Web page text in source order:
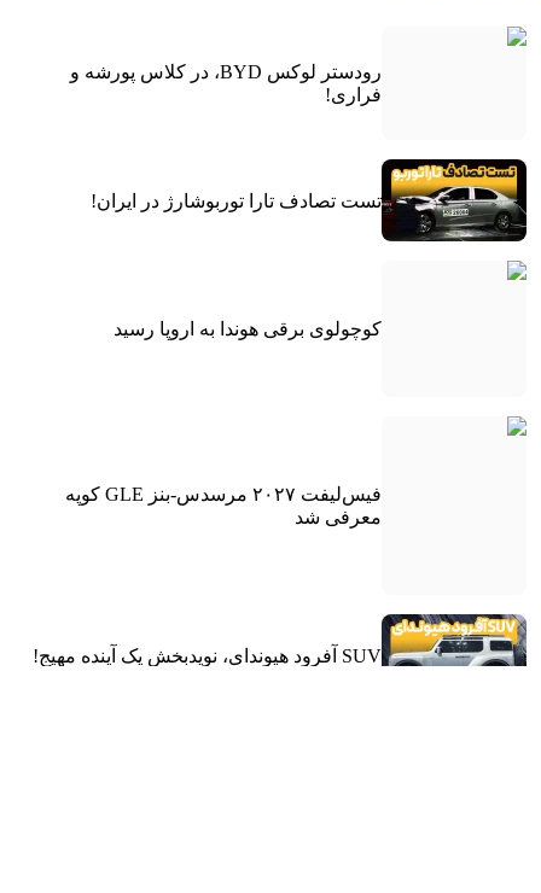
رودستر لوکس BYD، در کلاس پورشه و
فراری!
تست تصادف تارا توربوشارژ در ایران!
کوچولوی برقی هوندا به اروپا رسید
فیس‌لیفت ۲۰۲۷ مرسدس-بنز GLE کوپه
معرفی شد
SUV آفرود هیوندای، نویدبخش یک آینده مهیج!